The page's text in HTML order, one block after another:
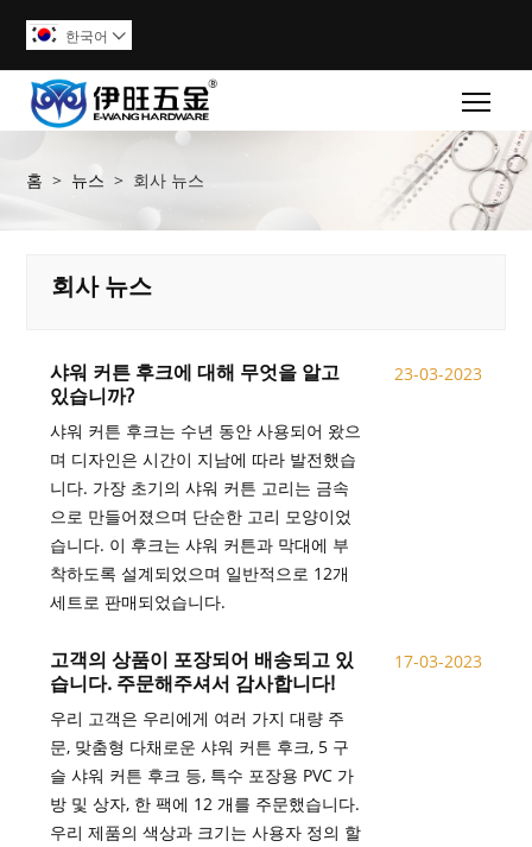
한국어 
홈 > 뉴스 > 회사 뉴스
회사 뉴스
샤워 커튼 후크에 대해 무엇을 알고
있습니까?
샤워 커튼 후크는 수년 동안 사용되어 왔으
며 디자인은 시간이 지남에 따라 발전했습
니다. 가장 초기의 샤워 커튼 고리는 금속
으로 만들어졌으며 단순한 고리 모양이었
습니다. 이 후크는 샤워 커튼과 막대에 부
착하도록 설계되었으며 일반적으로 12개
세트로 판매되었습니다.
23-03-2023
고객의 상품이 포장되어 배송되고 있
습니다. 주문해주셔서 감사합니다!
우리 고객은 우리에게 여러 가지 대량 주
문, 맞춤형 다채로운 샤워 커튼 후크, 5 구
슬 샤워 커튼 후크 등, 특수 포장용 PVC 가
방 및 상자, 한 팩에 12 개를 주문했습니다.
우리 제품의 색상과 크기는 사용자 정의 할
17-03-2023